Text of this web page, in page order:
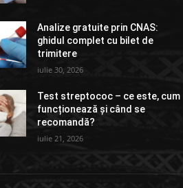
Analize gratuite prin CNAS:
ghidul complet cu bilet de
trimitere
iulie 30, 2026
Test streptococ – ce este, cum
funcționează și când se
recomandă?
iulie 21, 2026